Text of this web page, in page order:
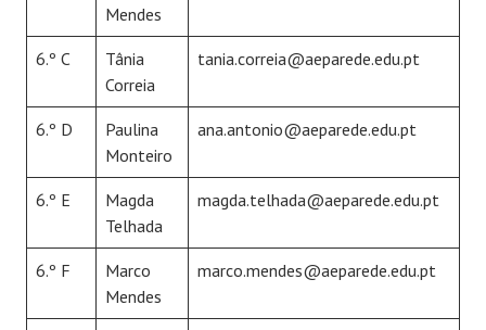
Mendes
6.º C
Tânia
Correia
tania.correia@aeparede.edu.pt
6.º D
Paulina
Monteiro
ana.antonio@aeparede.edu.pt
6.º E
Magda
Telhada
magda.telhada@aeparede.edu.pt
6.º F
Marco
Mendes
marco.mendes@aeparede.edu.pt